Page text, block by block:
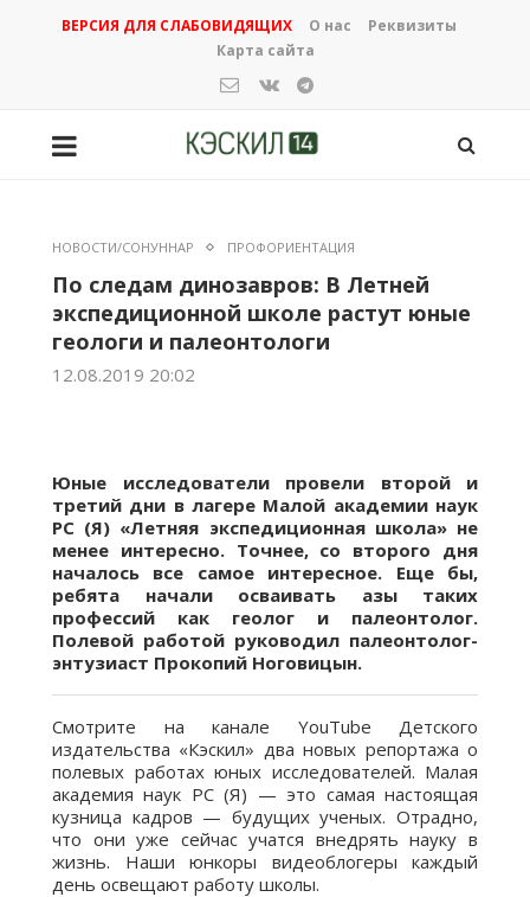
ВЕРСИЯ ДЛЯ СЛАБОВИДЯЩИХ О нас
Реквизиты
Карта сайта
НОВОСТИ/СОНУННАР ПРОФОРИЕНТАЦИЯ
По следам динозавров: В Летней
экспедиционной школе растут юные
геологи и палеонтологи
12.08.2019 20:02
Юные исследователи провели второй и
третий дни в лагере Малой академии наук
РС (Я) «Летняя экспедиционная школа» не
менее интересно. Точнее, со второго дня
началось все самое интересное. Еще бы,
ребята начали осваивать азы таких
профессий как геолог и палеонтолог.
Полевой работой руководил палеонтолог-
энтузиаст Прокопий Ноговицын.
Смотрите на канале YouTube Детского
издательства «Кэскил» два новых репортажа о
полевых работах юных исследователей. Малая
академия наук РС (Я) — это самая настоящая
кузница кадров — будущих ученых. Отрадно,
что они уже сейчас учатся внедрять науку в
жизнь. Наши юнкоры видеоблогеры каждый
день освещают работу школы.